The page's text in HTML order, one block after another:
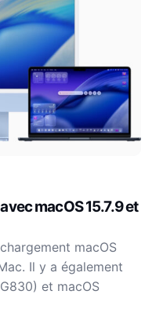
macOS 15.7.9 et
macOS
Il y a également
et macOS